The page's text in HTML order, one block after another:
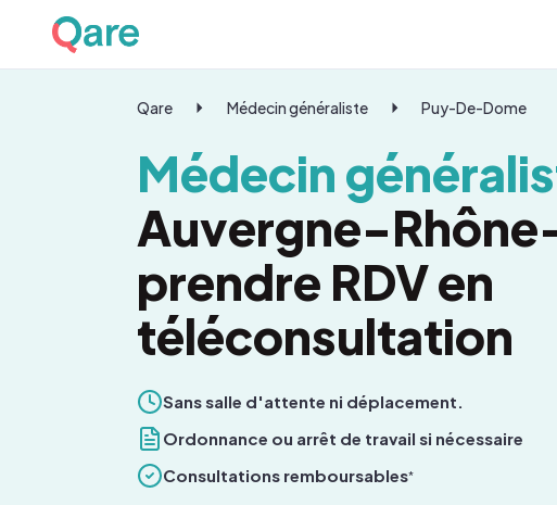
Qare Médecin généraliste Puy-De-Dome
Médecin
Auvergne-
prendre RDV en
téléconsultation
Sans salle d'attente ni déplacement.
Ordonnance ou arrêt de travail si nécessaire
Consultations remboursables*